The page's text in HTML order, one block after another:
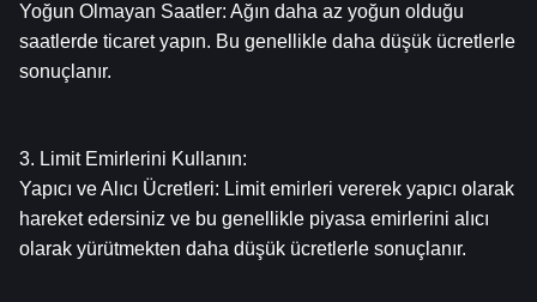
Yoğun Olmayan Saatler: Ağın daha az yoğun olduğu
saatlerde ticaret yapın. Bu genellikle daha düşük ücretlerle
sonuçlanır.
3. Limit Emirlerini Kullanın:
Yapıcı ve Alıcı Ücretleri: Limit emirleri vererek yapıcı olarak
hareket edersiniz ve bu genellikle piyasa emirlerini alıcı
olarak yürütmekten daha düşük ücretlerle sonuçlanır.